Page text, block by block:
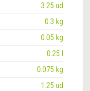
3.25 ud
0.3 kg
0.05 kg
0.25 l
0.075 kg
1.25 ud